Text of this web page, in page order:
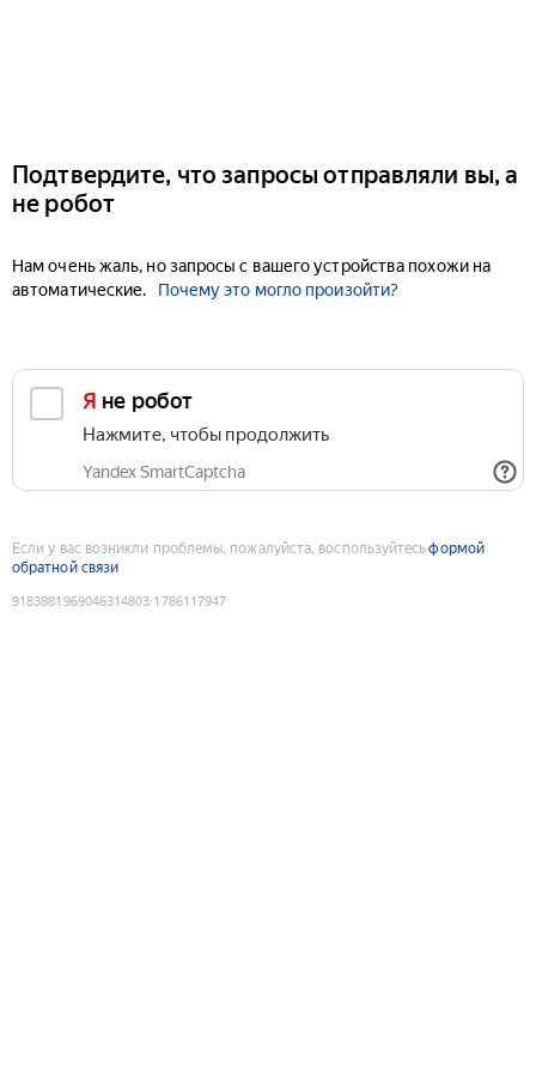
Подтвердите, что запросы отправляли вы, а
не робот
Нам очень жаль, но запросы с вашего устройства похожи на
автоматические.
Почему это могло произойти?
Я не робот
Нажмите, чтобы продолжить
Yandex SmartCaptcha
Если у вас возникли проблемы, пожалуйста, воспользуйтесьформой
обратной связи
9183881969046314803:1786117947